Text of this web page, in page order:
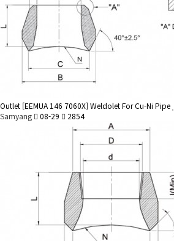
Outlet [EEMUA 146 7060X] Weldolet For Cu-Ni Pipe
Samyang
08-29 2854